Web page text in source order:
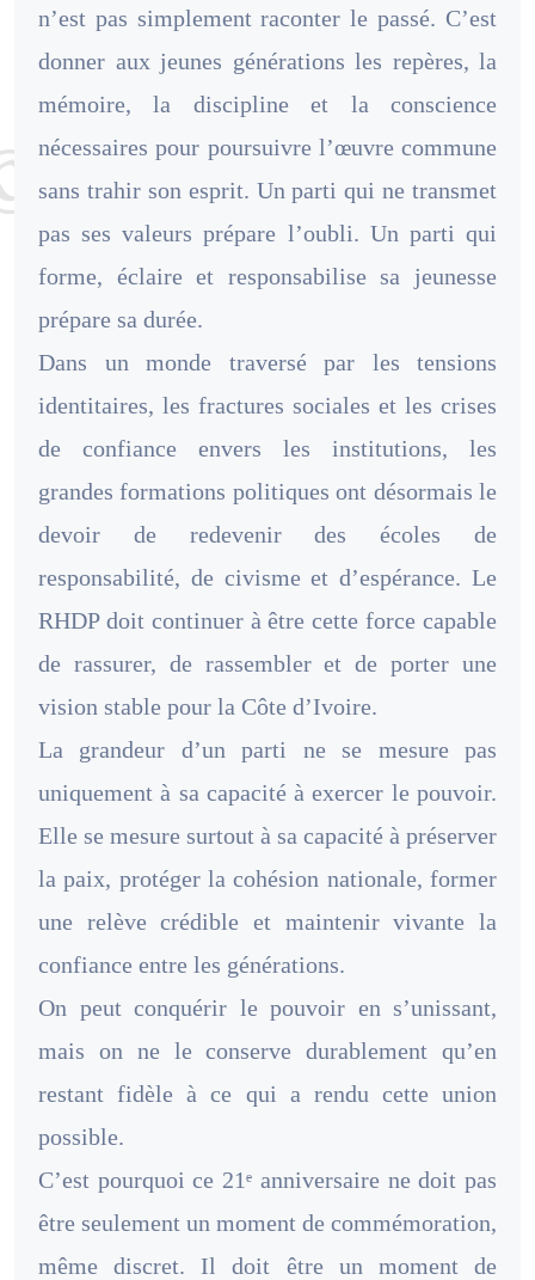
n’est pas simplement raconter le passé. C’est
donner aux jeunes générations les repères, la
mémoire, la discipline et la conscience
nécessaires pour poursuivre l’œuvre commune
sans trahir son esprit. Un parti qui ne transmet
pas ses valeurs prépare l’oubli. Un parti qui
forme, éclaire et responsabilise sa jeunesse
prépare sa durée.
Dans un monde traversé par les tensions
identitaires, les fractures sociales et les crises
de confiance envers les institutions, les
grandes formations politiques ont désormais le
devoir de redevenir des écoles de
responsabilité, de civisme et d’espérance. Le
RHDP doit continuer à être cette force capable
de rassurer, de rassembler et de porter une
vision stable pour la Côte d’Ivoire.
La grandeur d’un parti ne se mesure pas
uniquement à sa capacité à exercer le pouvoir.
Elle se mesure surtout à sa capacité à préserver
la paix, protéger la cohésion nationale, former
une relève crédible et maintenir vivante la
confiance entre les générations.
On peut conquérir le pouvoir en s’unissant,
mais on ne le conserve durablement qu’en
restant fidèle à ce qui a rendu cette union
possible.
C’est pourquoi ce 21ᵉ anniversaire ne doit pas
être seulement un moment de commémoration,
même discret. Il doit être un moment de